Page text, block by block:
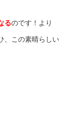
るのです！より
、この素晴らしい